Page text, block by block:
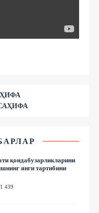
қоидабузарликларини
янги тартибини
1 439